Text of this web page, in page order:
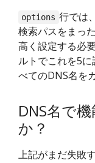
options 行では
検索パスをまっ
高く設定する必
ルトでこれを5
べてのDNS名を
DNS名で
か？
上記がまだ失敗